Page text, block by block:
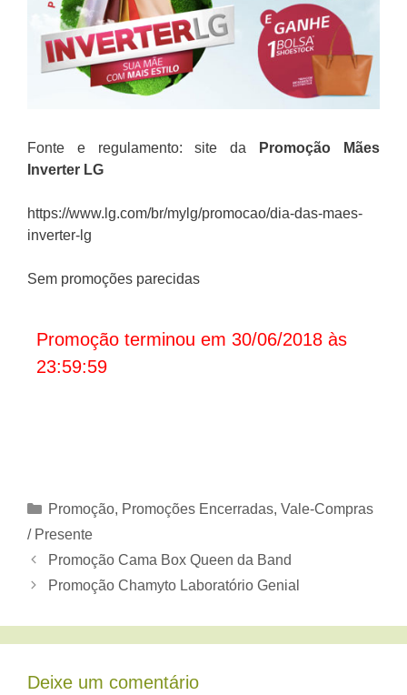
Fonte e regulamento: site da Promoção
Mães
Inverter LG
https://www.lg.com/br/mylg/promocao/dia-das-maes-
inverter-lg
Sem promoções parecidas
Promoção terminou em 30/06/2018 às
23:59:59
Categorias
Promoção, Promoções Encerradas, Vale-Compras
/ Presente
Promoção Cama Box Queen da Band
Promoção Chamyto Laboratório Genial
Deixe um comentário